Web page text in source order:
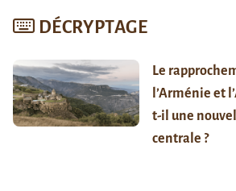
DÉCRYPTAGE
Le
l’Arménie et
t-il une
centrale ?